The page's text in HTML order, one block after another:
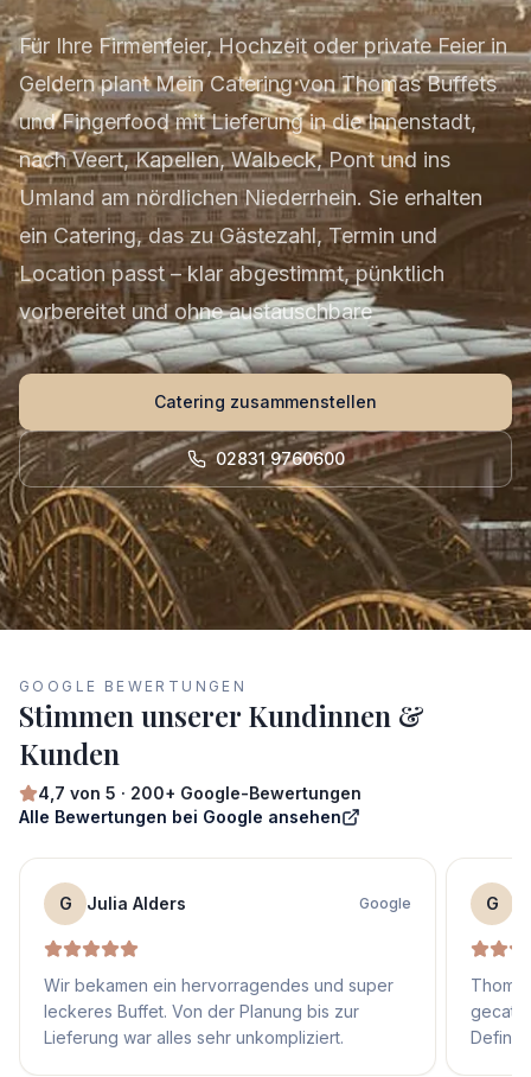
Für Ihre Firmenfeier, Hochzeit oder private Feier in
Geldern plant Mein Catering von Thomas Buffets
und Fingerfood mit Lieferung in die Innenstadt,
nach Veert, Kapellen, Walbeck, Pont und ins
Umland am nördlichen Niederrhein. Sie erhalten
ein Catering, das zu Gästezahl, Termin und
Location passt – klar abgestimmt, pünktlich
vorbereitet und ohne austauschbare
Catering zusammenstellen
02831 9760600
GOOGLE BEWERTUNGEN
Stimmen unserer Kundinnen &
Kunden
4,7 von 5 · 200+ Google-Bewertungen
Alle Bewertungen bei Google ansehen
G Julia Alders Google
Wir bekamen ein hervorragendes und super
leckeres Buffet. Von der Planung bis zur
Lieferung war alles sehr unkompliziert.
G